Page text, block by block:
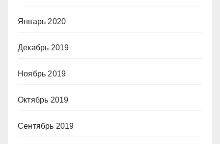
Январь 2020
Декабрь 2019
Ноябрь 2019
Октябрь 2019
Сентябрь 2019